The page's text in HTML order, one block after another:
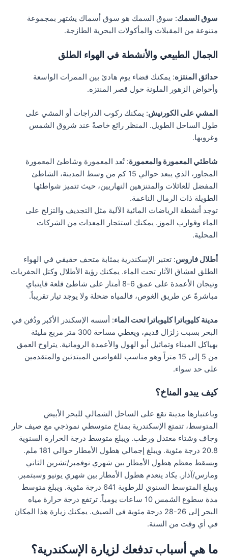
سوق السمك: سوق السمك هو سوق أسماك يشتهر بمجموعة
متنوعة من المقبلات والمأكولات البحرية الطازجة.
الجمال الطبيعي والأنشطة في الهواء الطلق
حدائق المنتزه: يمكنك قضاء يوم هادئ بين الممرات الواسعة
وأحواض الزهور الملونة حول قصر المنتزه.
المشي على الكورنيش: يمكنك ركوب الدراجات أو المشي على
طول الساحل الطويل. المنظر رائع خاصةً عند شروق الشمس
وغروبها.
شاطئي المعمورة والمعمورة: تُعد المعمورة وشاطئ المعمورة
المجاور، الذي يبعد حوالي 15 كم من وسط المدينة، الشاطئ
المفضل للعائلات والمتنزهين النهاريين، حيث تتميز شواطئها
الطويلة ذات الرمال الناعمة.
توجد أنشطة الرياضات المائية الآلية مثل التجديف والتزلج على
الماء وقوارب الموز. يمكنك استئجار المعدات من الشركات
المحلية.
أطلال فاروس: تعتبر الإسكندرية بمثابة متحف حقيقي في الهواء
الطلق لعشاق الآثار تحت الماء. يمكنك رؤية الأطلال وكتل الحفريات
وتيجان الأعمدة على عمق 6-8 أمتار على شاطئ قلعة قايتباي
مباشرةً عن طريق الغوص، فالمياه ضحلة ولا يوجد تيار تقريباً.
مدينة كليوباترا كليوباترا تحت الماء: أسسه الإسكندر الأكبر ودُفن في
البحر بسبب زلزال قديم، ويغطي مساحة 300 متر مربع مليئة
بهياكل الميناء وتماثيل أبو الهول والأعمدة الرومانية. يتراوح العمق
من 5 إلى 15 متراً وهو مناسب للغواصين المبتدئين والمتقدمين
على حد سواء.
كيف يبدو المناخ؟
وباعتبارها مدينة تقع على الساحل الشمالي للبحر الأبيض
المتوسط، تتمتع الإسكندرية بمناخ متوسطي نموذجي مع صيف حار
وجاف وشتاء معتدل ورطب. ويبلغ متوسط درجة الحرارة السنوية
20.8 درجة مئوية. ويبلغ إجمالي هطول الأمطار حوالي 181 ملم.
ويسقط معظم هطول الأمطار بين شهري نوفمبر/تشرين الثاني
ومارس/آذار. يكاد ينعدم هطول الأمطار بين شهري يونيو وسبتمبر.
ويبلغ المتوسط السنوي للرطوبة 641 درجة مئوية. ويبلغ متوسط
مدة سطوع الشمس 10 ساعات يومياً. ترتفع درجة حرارة مياه
البحر إلى 26-28 درجة مئوية في الصيف. يمكنك زيارة هذا المكان
في أي وقت من السنة.
ما هي أسباب تدفعك لزيارة الإسكندرية؟